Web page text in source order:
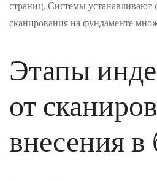
страниц. Системы устанавливают
сканирования на фундаменте
Этапы
от
внесения в